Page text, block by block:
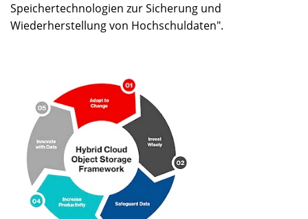
Speichertechnologien zur Sicherung und
Wiederherstellung von Hochschuldaten".